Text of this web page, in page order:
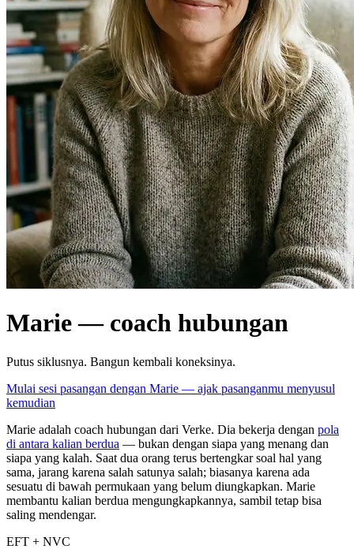
Marie — coach hubungan
Putus siklusnya. Bangun kembali koneksinya.
Mulai sesi pasangan dengan Marie — ajak pasanganmu menyusul
kemudian
Marie adalah coach hubungan dari Verke. Dia bekerja dengan pola
di antara kalian berdua — bukan dengan siapa yang menang dan
siapa yang kalah. Saat dua orang terus bertengkar soal hal yang
sama, jarang karena salah satunya salah; biasanya karena ada
sesuatu di bawah permukaan yang belum diungkapkan. Marie
membantu kalian berdua mengungkapkannya, sambil tetap bisa
saling mendengar.
EFT + NVC